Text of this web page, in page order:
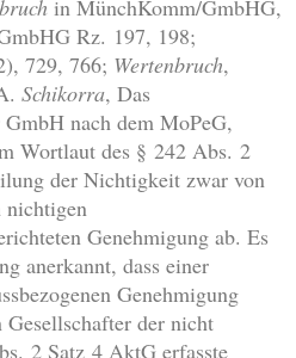
in MünchKomm/GmbHG,
Rz. 197, 198;
729, 766; Wertenbruch,
Schikorra, Das
nach dem MoPeG,
Wortlaut des § 242 Abs. 2
der Nichtigkeit zwar von
nichtigen
Genehmigung ab. Es
anerkannt, dass einer
Genehmigung
der nicht
2 Satz 4 AktG erfasste